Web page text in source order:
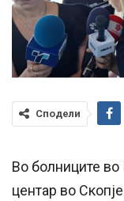
Сподели
Во болниците
центар во